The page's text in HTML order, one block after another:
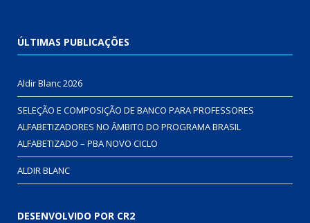
ÚLTIMAS PUBLICAÇÕES
Aldir Blanc 2026
SELEÇÃO E COMPOSIÇÃO DE BANCO PARA PROFESSORES
ALFABETIZADORES NO ÂMBITO DO PROGRAMA BRASIL
ALFABETIZADO – PBA NOVO CICLO
ALDIR BLANC
DESENVOLVIDO POR CR2